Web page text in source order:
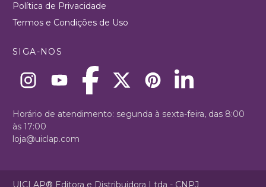
Política de Privacidade
Termos e Condições de Uso
SIGA-NOS
Horário de atendimento: segunda à sexta-feira, das 8:00
às 17:00
loja@uiclap.com
UICLAP® Editora e Distribuidora Ltda - CNPJ